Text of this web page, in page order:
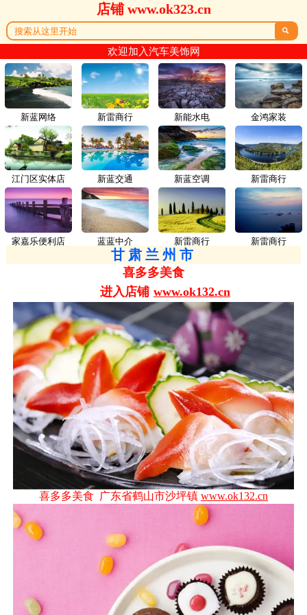
店铺 www.ok323.cn

欢迎加入汽车美饰网
新蓝网络 新雷商行
江门区实体店 新蓝交通
家嘉乐便利店 蓝蓝中介
新能水电 金鸿家装
新蓝空调 新雷商行
新雷商行 新雷商行
甘肃兰州市
喜多多美食
进入店铺 www.ok132.cn
喜多多美食 广东省鹤山市沙坪镇 www.ok132.cn